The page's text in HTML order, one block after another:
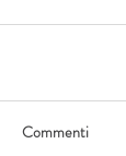
Commenti